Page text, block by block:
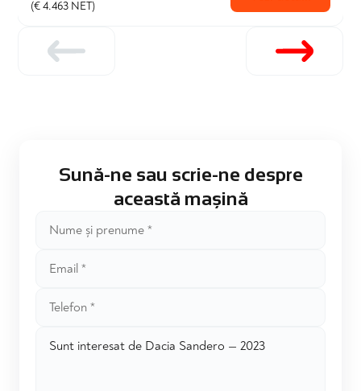
(€ 4.463 NET)
Sună-ne sau scrie-ne despre
această mașină